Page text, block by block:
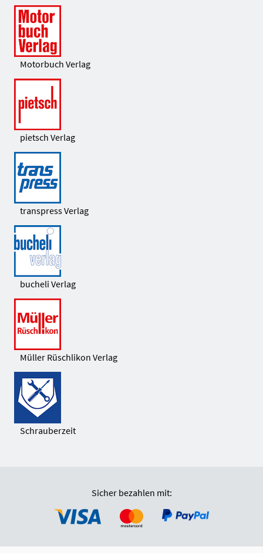
Motorbuch Verlag
pietsch Verlag
transpress Verlag
bucheli Verlag
Müller Rüschlikon Verlag
Schrauberzeit
Sicher bezahlen mit: